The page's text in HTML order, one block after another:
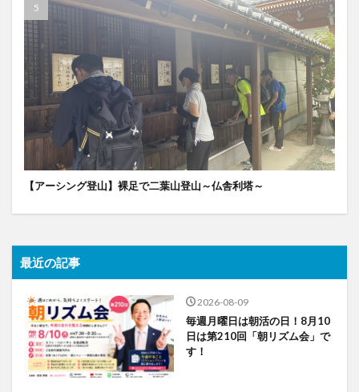
【アーシング登山】裸足で二葉山登山～仏舎利塔～
最近の記事
2026-08-09
毎週月曜日は朝活の日！8月10
日は第210回「朝リズム会」で
す！